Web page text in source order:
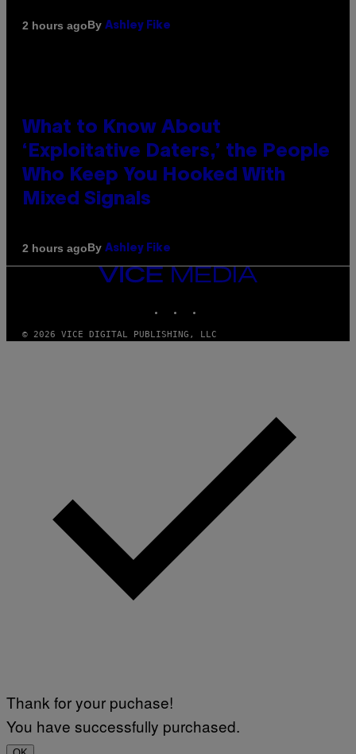
2 hours agoBy Ashley Fike
What to Know About
‘Exploitative Daters,’ the People
Who Keep You Hooked With
Mixed Signals
2 hours agoBy Ashley Fike
VICE
© 2026 VICE DIGITAL PUBLISHING, LLC
Thank for your puchase!
You have successfully purchased.